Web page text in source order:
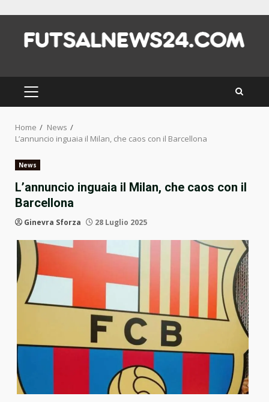
content
PRIMARY
MENU
Home
News
L’annuncio inguaia il Milan, che caos con il Barcellona
News
L’annuncio inguaia il Milan, che caos con il
Barcellona
Ginevra Sforza 28 Luglio 2025